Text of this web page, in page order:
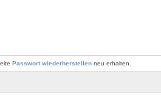
Passwort wiederherstellen neu erhalten.